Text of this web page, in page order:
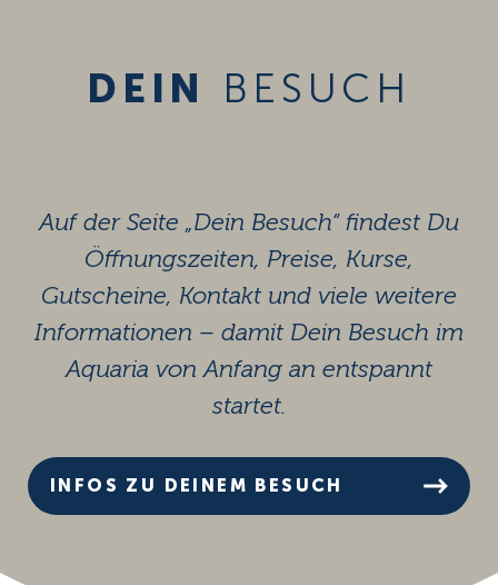
DEIN BESUCH
Auf der Seite „Dein Besuch“ findest Du
Öffnungszeiten, Preise, Kurse,
Gutscheine, Kontakt und viele weitere
Informationen – damit Dein Besuch im
Aquaria von Anfang an entspannt
startet.
INFOS ZU DEINEM BESUCH